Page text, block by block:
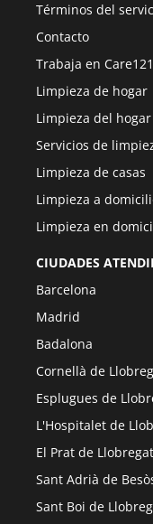
Términos del
Contacto
Trabaja en Care121
Limpieza de hogar
Limpieza del hogar
Servicios de
Limpieza de casas
Limpieza a
Limpieza en
CIUDADES
Barcelona
Madrid
Badalona
Cornellà de
Esplugues de
L'Hospitalet de
El Prat de Llobregat
Sant Adrià de
Sant Boi de